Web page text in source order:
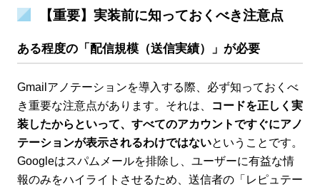
【重要】実装前に知っておくべき注意点
ある程度の「配信規模（送信実績）」が必要
Gmailアノテーションを導入する際、必ず知っておくべ
き重要な注意点があります。それは、
コードを正しく実
装したからといって、すべてのアカウントですぐにアノ
テーションが表示されるわけではないということです。
Googleはスパムメールを排除し、ユーザーに有益な情
報のみをハイライトさせるため、送信者の「レピュテー